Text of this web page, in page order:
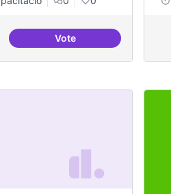
VoteTècniques de